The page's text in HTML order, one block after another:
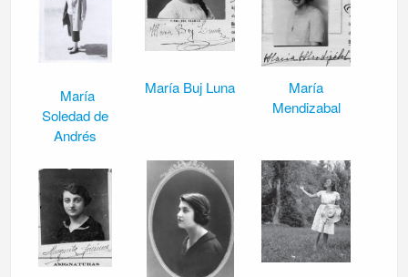
María
Soledad de
Andrés
María Buj Luna
María
Mendizabal